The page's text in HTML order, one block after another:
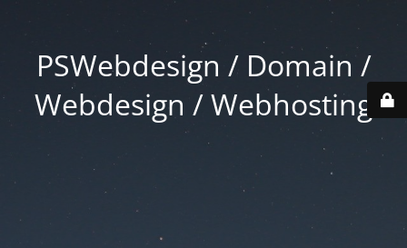
PSWebdesign / Domain /
Webdesign / Webhosting